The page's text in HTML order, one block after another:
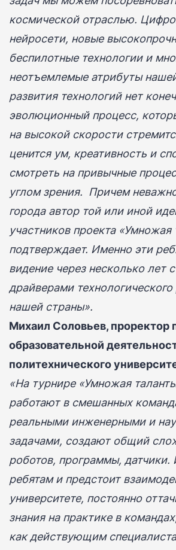
космической отраслью.
нейросети, новые
беспилотные технологии и
неотъемлемые атрибуты
развития технологий нет
эволюционный процесс,
на высокой скорости
ценится ум, креативность и
смотреть на привычные
углом зрения. Причем
города автор той или иной
участников проекта «Умножая
подтверждает. Именно эти
видение через несколько лет
драйверами
нашей страны».
Михаил Соловьев, проректор
образовательной
политехнического
«На турнире «Умножая
работают в смешанных
реальными инженерными и
задачами, создают общий
роботов, программы, датчики.
ребятам и предстоит
университете, постоянно
знания на практике в
как действующим